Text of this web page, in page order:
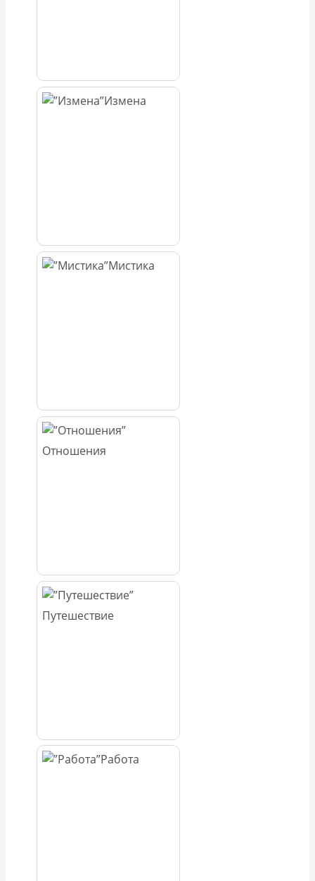
Измена
Мистика
Отношения
Путешествие
Работа